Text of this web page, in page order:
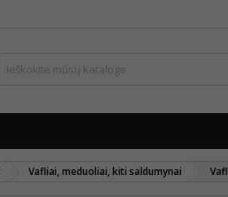
Vafliai, meduoliai, kiti saldumynai